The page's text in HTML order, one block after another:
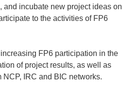
incubate new project ideas on
to the activities of FP6
FP6 participation in the
of project results, as well as
IRC and BIC networks.